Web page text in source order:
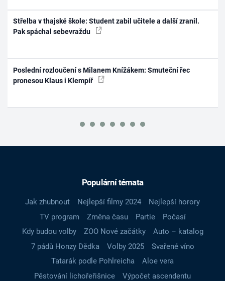
Střelba v thajské škole: Student zabil učitele a další zranil.
Pak spáchal sebevraždu
Poslední rozloučení s Milanem Knížákem: Smuteční řec
pronesou Klaus i Klempíř
Populární témata
Jak zhubnout Nejlepší filmy 2024
Nejlepší horory
TV program
Změna času Partie
Počasí
Kdy budou volby
ZOO Nové začátky
Auto – katalog
7 pádů Honzy Dědka
Volby 2025
Svařené víno
Tatarák podle Pohlreicha
Aloe vera
Pěstování lichořeřišnice
Výpočet ascendentu